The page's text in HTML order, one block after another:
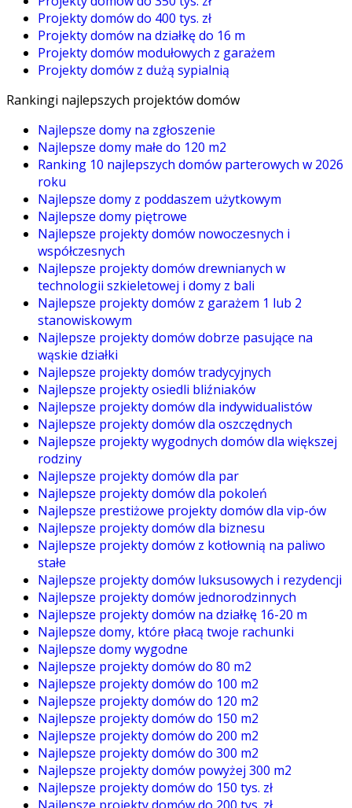
Projekty domów do 400 tys. zł
Projekty domów na działkę do 16 m
Projekty domów modułowych z garażem
Projekty domów z dużą sypialnią
Rankingi najlepszych projektów domów
Najlepsze domy na zgłoszenie
Najlepsze domy małe do 120 m2
Ranking 10 najlepszych domów parterowych w 2026
roku
Najlepsze domy z poddaszem użytkowym
Najlepsze domy piętrowe
Najlepsze projekty domów nowoczesnych i
współczesnych
Najlepsze projekty domów drewnianych w
technologii szkieletowej i domy z bali
Najlepsze projekty domów z garażem 1 lub 2
stanowiskowym
Najlepsze projekty domów dobrze pasujące na
wąskie działki
Najlepsze projekty domów tradycyjnych
Najlepsze projekty osiedli bliźniaków
Najlepsze projekty domów dla indywidualistów
Najlepsze projekty domów dla oszczędnych
Najlepsze projekty wygodnych domów dla większej
rodziny
Najlepsze projekty domów dla par
Najlepsze projekty domów dla pokoleń
Najlepsze prestiżowe projekty domów dla vip-ów
Najlepsze projekty domów dla biznesu
Najlepsze projekty domów z kotłownią na paliwo
stałe
Najlepsze projekty domów luksusowych i rezydencji
Najlepsze projekty domów jednorodzinnych
Najlepsze projekty domów na działkę 16-20 m
Najlepsze domy, które płacą twoje rachunki
Najlepsze domy wygodne
Najlepsze projekty domów do 80 m2
Najlepsze projekty domów do 100 m2
Najlepsze projekty domów do 120 m2
Najlepsze projekty domów do 150 m2
Najlepsze projekty domów do 200 m2
Najlepsze projekty domów do 300 m2
Najlepsze projekty domów powyżej 300 m2
Najlepsze projekty domów do 150 tys. zł